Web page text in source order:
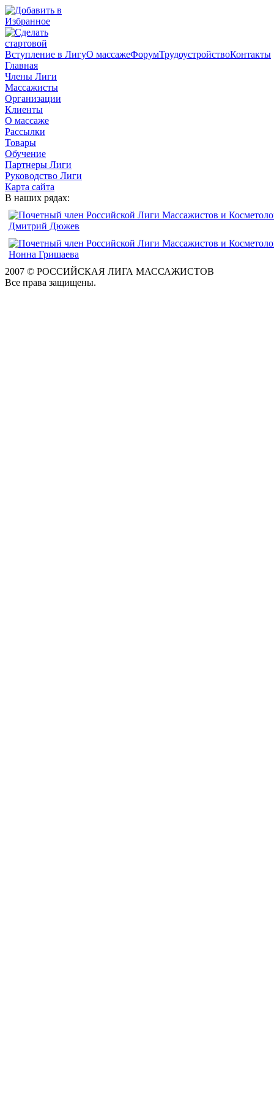
Вступление в ЛигуО массажеФорумТрудоустройствоКонтакты
Главная
Члены Лиги
Массажисты
Организации
Клиенты
О массаже
Рассылки
Товары
Обучение
Партнеры Лиги
Руководство Лиги
Карта сайта
В наших рядах:
2007 © РОССИЙСКАЯ ЛИГА МАССАЖИСТОВ
Все права защищены.